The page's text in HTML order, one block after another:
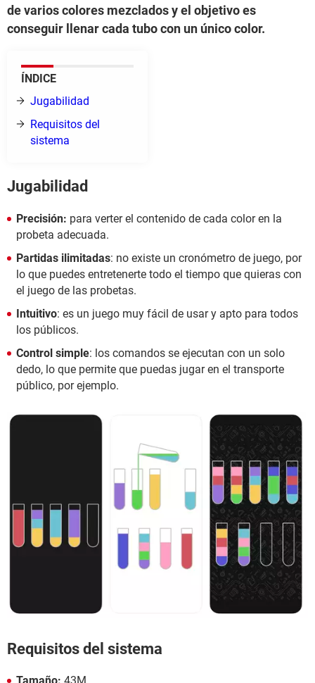
de varios colores mezclados y el objetivo es
conseguir llenar cada tubo con un único color.
ÍNDICE
Jugabilidad
Requisitos del
sistema
Jugabilidad
Precisión: para verter el contenido de cada color en la
probeta adecuada.
Partidas ilimitadas: no existe un cronómetro de juego, por
lo que puedes entretenerte todo el tiempo que quieras con
el juego de las probetas.
Intuitivo: es un juego muy fácil de usar y apto para todos
los públicos.
Control simple: los comandos se ejecutan con un solo
dedo, lo que permite que puedas jugar en el transporte
público, por ejemplo.
Requisitos del sistema